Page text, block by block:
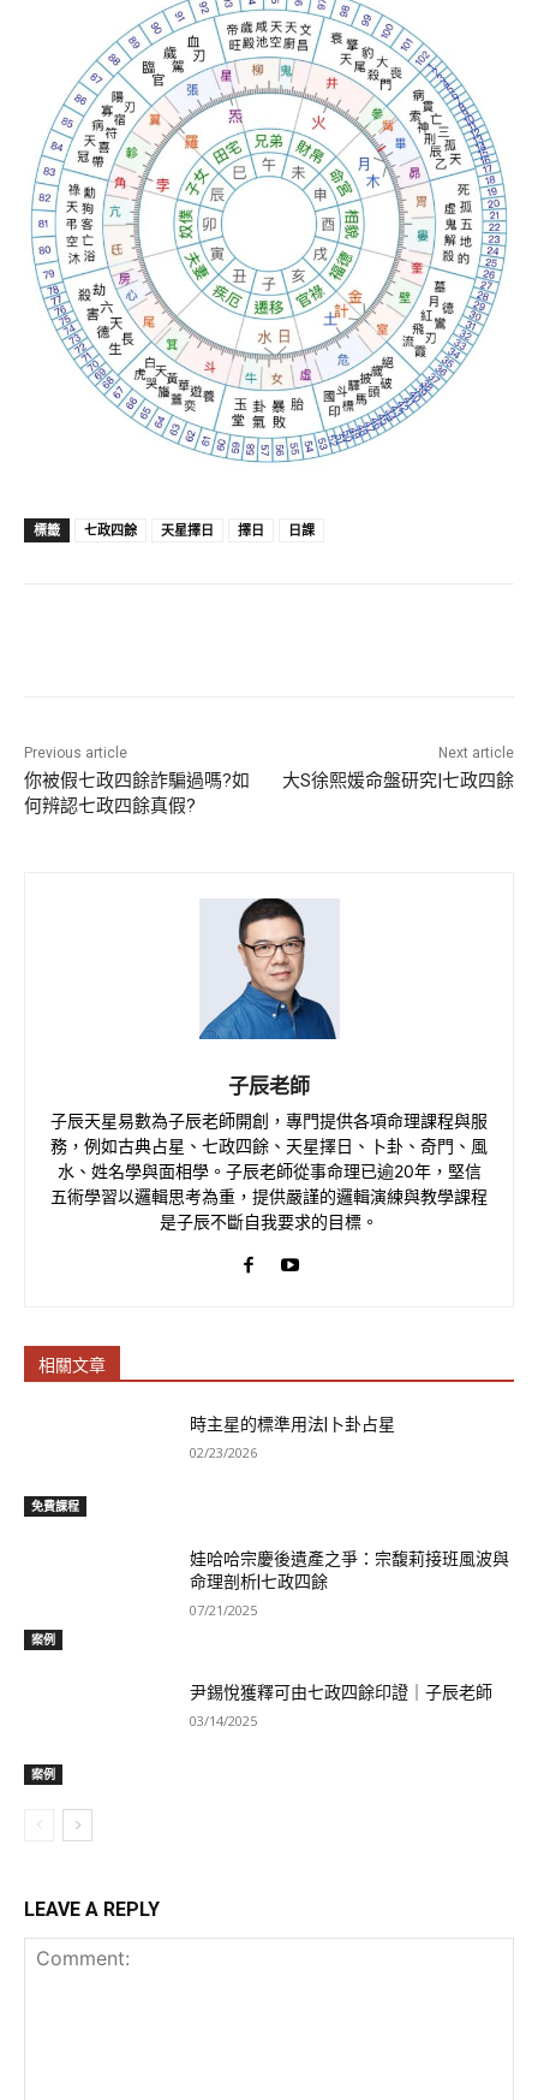
標籤 七政四餘 天星擇日 擇日 日課
Previous article
你被假七政四餘詐騙過嗎?如
何辨認七政四餘真假?
Next article
大S徐熙媛命盤研究|七政四餘
子辰老師
子辰天星易數為子辰老師開創，專門提供各項命理課程與服
務，例如古典占星、七政四餘、天星擇日、卜卦、奇門、風
水、姓名學與面相學。子辰老師從事命理已逾20年，堅信
五術學習以邏輯思考為重，提供嚴謹的邏輯演練與教學課程
是子辰不斷自我要求的目標。
相關文章
免費課程
時主星的標準用法|卜卦占星
02/23/2026
案例
娃哈哈宗慶後遺產之爭：宗馥莉接班風波與
命理剖析|七政四餘
07/21/2025
案例
尹錫悅獲釋可由七政四餘印證｜子辰老師
03/14/2025
LEAVE A REPLY